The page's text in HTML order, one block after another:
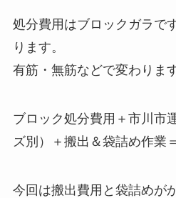
処分費用はブロックガラで
ります。
有筋・無筋などで変わります
ブロック処分費用＋市川市
ズ別）＋搬出＆袋詰め作業
今回は搬出費用と袋詰めが